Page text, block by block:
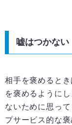
嘘はつかない
相手を褒めると
を褒めるように
ないために思っ
プサービス的な